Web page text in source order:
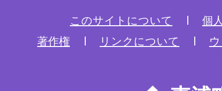
このサイトについて
個
著作権
リンクについて